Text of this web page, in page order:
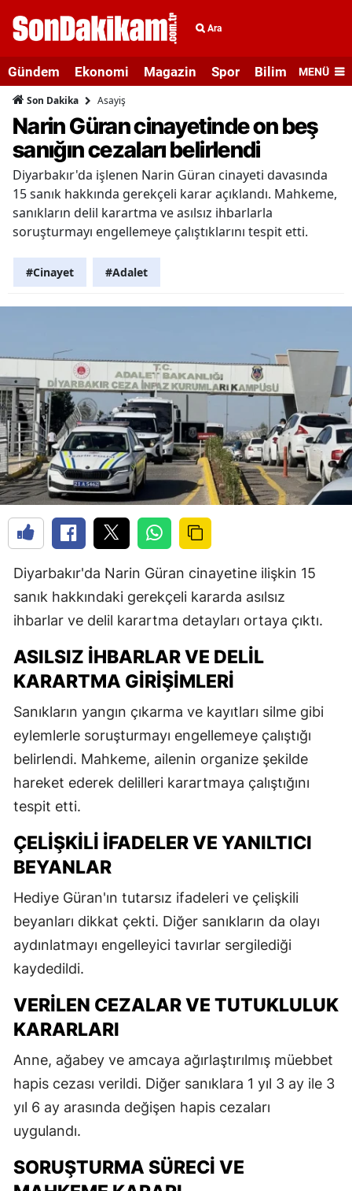
Ara
Gündem Ekonomi Magazin Spor Bilim veMENÜ
Son Dakika Asayiş
Narin Güran cinayetinde on beş
sanığın cezaları belirlendi
Diyarbakır'da işlenen Narin Güran cinayeti davasında
15 sanık hakkında gerekçeli karar açıklandı. Mahkeme,
sanıkların delil karartma ve asılsız ihbarlarla
soruşturmayı engellemeye çalıştıklarını tespit etti.
#Cinayet #Adalet
Diyarbakır'da Narin Güran cinayetine ilişkin 15
sanık hakkındaki gerekçeli kararda asılsız
ihbarlar ve delil karartma detayları ortaya çıktı.
ASILSIZ İHBARLAR VE DELIL
KARARTMA GIRIŞIMLERI
Sanıkların yangın çıkarma ve kayıtları silme gibi
eylemlerle soruşturmayı engellemeye çalıştığı
belirlendi. Mahkeme, ailenin organize şekilde
hareket ederek delilleri karartmaya çalıştığını
tespit etti.
ÇELIŞKILI İFADELER VE YANILTICI
BEYANLAR
Hediye Güran'ın tutarsız ifadeleri ve çelişkili
beyanları dikkat çekti. Diğer sanıkların da olayı
aydınlatmayı engelleyici tavırlar sergilediği
kaydedildi.
VERILEN CEZALAR VE TUTUKLULUK
KARARLARI
Anne, ağabey ve amcaya ağırlaştırılmış müebbet
hapis cezası verildi. Diğer sanıklara 1 yıl 3 ay ile 3
yıl 6 ay arasında değişen hapis cezaları
uygulandı.
SORUŞTURMA SÜRECI VE